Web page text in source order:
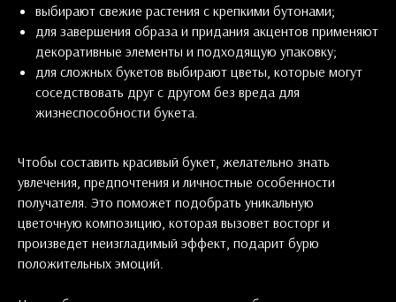
выбирают свежие растения с крепкими бутонами;
для завершения образа и придания акцентов применяют
декоративные элементы и подходящую упаковку;
для сложных букетов выбирают цветы, которые могут
соседствовать друг с другом без вреда для
жизнеспособности букета.
Чтобы составить красивый букет, желательно знать
увлечения, предпочтения и личностные особенности
получателя. Это поможет подобрать уникальную
цветочную композицию, которая вызовет восторг и
произведет неизгладимый эффект, подарит бурю
положительных эмоций.